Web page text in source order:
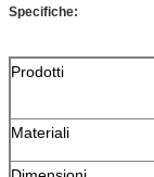
Specifiche:
Prodotti
Materiali